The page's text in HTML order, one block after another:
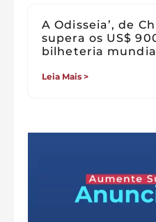
A Odisseia’, de
supera os US$
bilheteria
Leia Mais >